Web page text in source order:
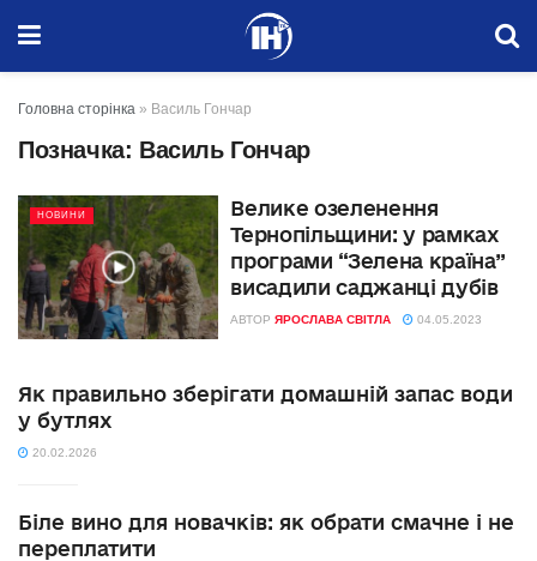
Головна сторінка » Василь Гончар
Позначка: Василь Гончар
НОВИНИ
Велике озеленення
Тернопільщини: у рамках
програми “Зелена країна”
висадили саджанці дубів
АВТОР ЯРОСЛАВА СВІТЛА 04.05.2023
Як правильно зберігати домашній запас води
у бутлях
20.02.2026
Біле вино для новачків: як обрати смачне і не
переплатити